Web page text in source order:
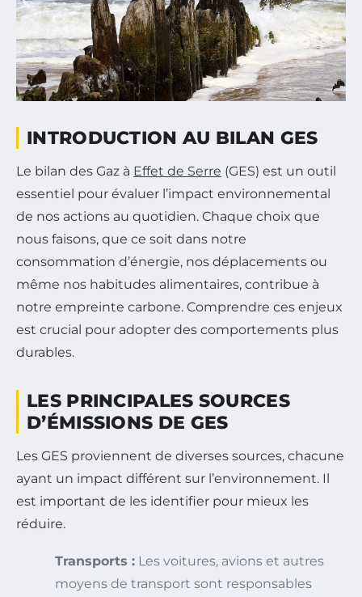
INTRODUCTION AU BILAN GES
Le bilan des Gaz à Effet de Serre (GES) est un outil
essentiel pour évaluer l’impact environnemental
de nos actions au quotidien. Chaque choix que
nous faisons, que ce soit dans notre
consommation d’énergie, nos déplacements ou
même nos habitudes alimentaires, contribue à
notre empreinte carbone. Comprendre ces enjeux
est crucial pour adopter des comportements plus
durables.
LES PRINCIPALES SOURCES
D’ÉMISSIONS DE GES
Les GES proviennent de diverses sources, chacune
ayant un impact différent sur l’environnement. Il
est important de les identifier pour mieux les
réduire.
Transports : Les voitures, avions et autres
moyens de transport sont responsables